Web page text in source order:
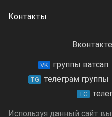
Контакты
Вконтакте
VK группы ватсап
TG телеграм группы
TG
Используя данный сайт